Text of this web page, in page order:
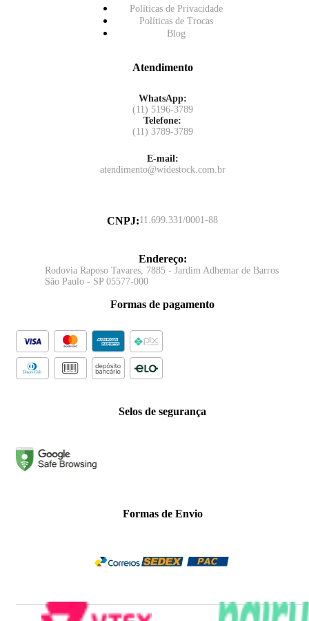
Políticas de Privacidade
Políticas de Trocas
Blog
Atendimento
WhatsApp:
(11) 5196-3789
Telefone:
(11) 3789-3789
E-mail:
atendimento@widestock.com.br
CNPJ:11.699.331/0001-88
Endereço:
Rodovia Raposo Tavares, 7885 - Jardim Adhemar de Barros
São Paulo - SP 05577-000
Formas de pagamento
Selos de segurança
Formas de Envio